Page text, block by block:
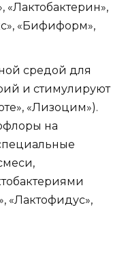
«Бифиформ»,
средой для
и стимулируют
«Лизоцим»).
на
«Лактофидус»,